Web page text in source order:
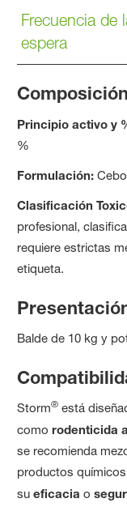
Frecuencia de
espera
Composición
Principio activo y
%
Formulación:
Clasificación
profesional,
requiere estrictas
etiqueta.
Balde de 10 kg y
Storm® está
comorodenticida
se recomienda
productos
sueficacia o